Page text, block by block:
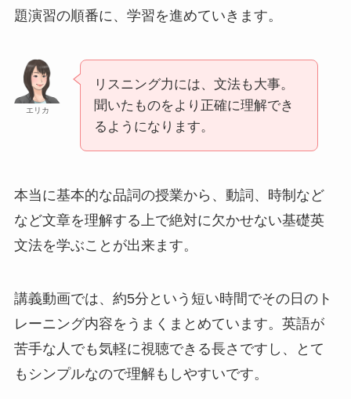
題演習の順番に、学習を進めていきます。
エリカ
リスニング力には、文法も大事。
聞いたものをより正確に理解でき
るようになります。
本当に基本的な品詞の授業から、動詞、時制など
など文章を理解する上で絶対に欠かせない基礎英
文法を学ぶことが出来ます。
講義動画では、約5分という短い時間でその日のト
レーニング内容をうまくまとめています。英語が
苦手な人でも気軽に視聴できる長さですし、とて
もシンプルなので理解もしやすいです。